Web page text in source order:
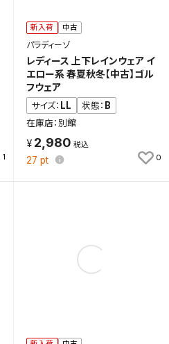
1
新入荷 中古
パラディーゾ
レディース 上下レインウェア イ
エロー系 春夏秋冬【中古】ゴル
フウェア
サイズ： LL 状態： B
在庫店：別館
2,980
27 pt 0